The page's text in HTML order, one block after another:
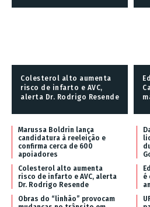
Colesterol alto aumenta
risco de infarto e AVC,
alerta Dr. Rodrigo Resende
Marussa Boldrin lança
candidatura à reeleição e
confirma cerca de 600
apoiadores
Colesterol alto aumenta
risco de infarto e AVC, alerta
Dr. Rodrigo Resende
é
Obras do “linhão” provocam